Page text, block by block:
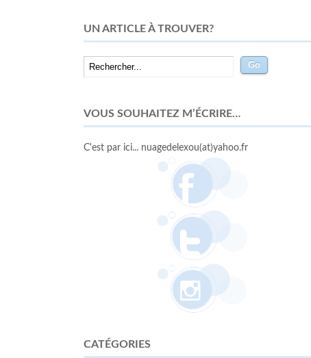
UN ARTICLE À TROUVER?
VOUS SOUHAITEZ M’ÉCRIRE…
C'est par ici... nuagedelexou(at)yahoo.fr
CATÉGORIES